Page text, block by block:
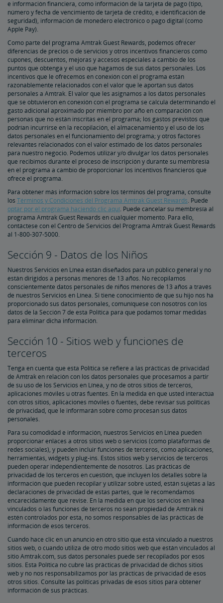
e información financiera, como información de la tarjeta de pago (tipo,
número y fecha de vencimiento de tarjeta de crédito, e identificación de
seguridad), información de monedero electrónico o pago digital (como
Apple Pay).
Como parte del programa Amtrak Guest Rewards, podemos ofrecer
diferencias de precios o de servicios y otros incentivos financieros como
cupones, descuentos, mejoras y accesos especiales a cambio de los
puntos que obtenga y el uso que hagamos de sus datos personales. Los
incentivos que le ofrecemos en conexión con el programa están
razonablemente relacionados con el valor que le aportan sus datos
personales a Amtrak. El valor que les asignamos a los datos personales
que se obtuvieron en conexión con el programa se calcula determinando el
gasto adicional aproximado por miembro por año en comparación con
personas que no están inscritas en el programa; los gastos previstos que
podrían incurrirse en la recopilación, el almacenamiento y el uso de los
datos personales en el funcionamiento del programa; y otros factores
relevantes relacionados con el valor estimado de los datos personales
para nuestro negocio. Podemos utilizar y/o divulgar los datos personales
que recibimos durante el proceso de inscripción y durante su membresía
en el programa a cambio de proporcionar los incentivos financieros que
ofrece el programa.
Para obtener más información sobre los términos del programa, consulte
los Términos y Condiciones del Programa Amtrak Guest Rewards. Puede
optar por el programa haciendo clic aquí. Puede cancelar su membresía al
programa Amtrak Guest Rewards en cualquier momento. Para ello,
contáctese con el Centro de Servicios del Programa Amtrak Guest Rewards
al 1-800-307-5000.
Sección 9 - Datos de los Niños
Nuestros Servicios en Línea están diseñados para un público general y no
están dirigidos a personas menores de 13 años. No recopilamos
conscientemente datos personales de niños menores de 13 años a través
de nuestros Servicios en Línea. Si tiene conocimiento de que su hijo nos ha
proporcionado sus datos personales, comuníquese con nosotros con los
datos de la Sección 7 de esta Política para que podamos tomar medidas
para eliminar dicha información.
Sección 10 - Sitios web y funciones de
terceros
Tenga en cuenta que esta Política se refiere a las prácticas de privacidad
de Amtrak en relación con los datos personales que procesamos a partir
de su uso de los Servicios en Línea, y no de otros sitios de terceros,
aplicaciones móviles u otras fuentes. En la medida en que usted interactúa
con otros sitios, aplicaciones móviles o fuentes, debe revisar sus políticas
de privacidad, que le informarán sobre cómo procesan sus datos
personales.
Para su comodidad e información, nuestros Servicios en Línea pueden
proporcionar enlaces a otros sitios web o servicios (como plataformas de
redes sociales), y pueden incluir funciones de terceros, como aplicaciones,
herramientas, widgets y plug-ins. Estos sitios web y servicios de terceros
pueden operar independientemente de nosotros. Las prácticas de
privacidad de los terceros en cuestión, que incluyen los detalles sobre la
información que pueden recopilar y utilizar sobre usted, están sujetas a las
declaraciones de privacidad de estas partes, que le recomendamos
encarecidamente que revise. En la medida en que los servicios en línea
vinculados o las funciones de terceros no sean propiedad de Amtrak ni
estén controlados por esta, no somos responsables de las prácticas de
información de esos terceros.
Cuando hace clic en un anuncio en otro sitio que está vinculado a nuestros
sitios web, o cuando utiliza de otro modo sitios web que están vinculados al
sitio Amtrak.com, sus datos personales puede ser recopilados por esos
sitios. Esta Política no cubre las prácticas de privacidad de dichos sitios
web y no nos responsabilizamos por las prácticas de privacidad de esos
otros sitios. Consulte las políticas privadas de esos sitios para obtener
información de sus prácticas.